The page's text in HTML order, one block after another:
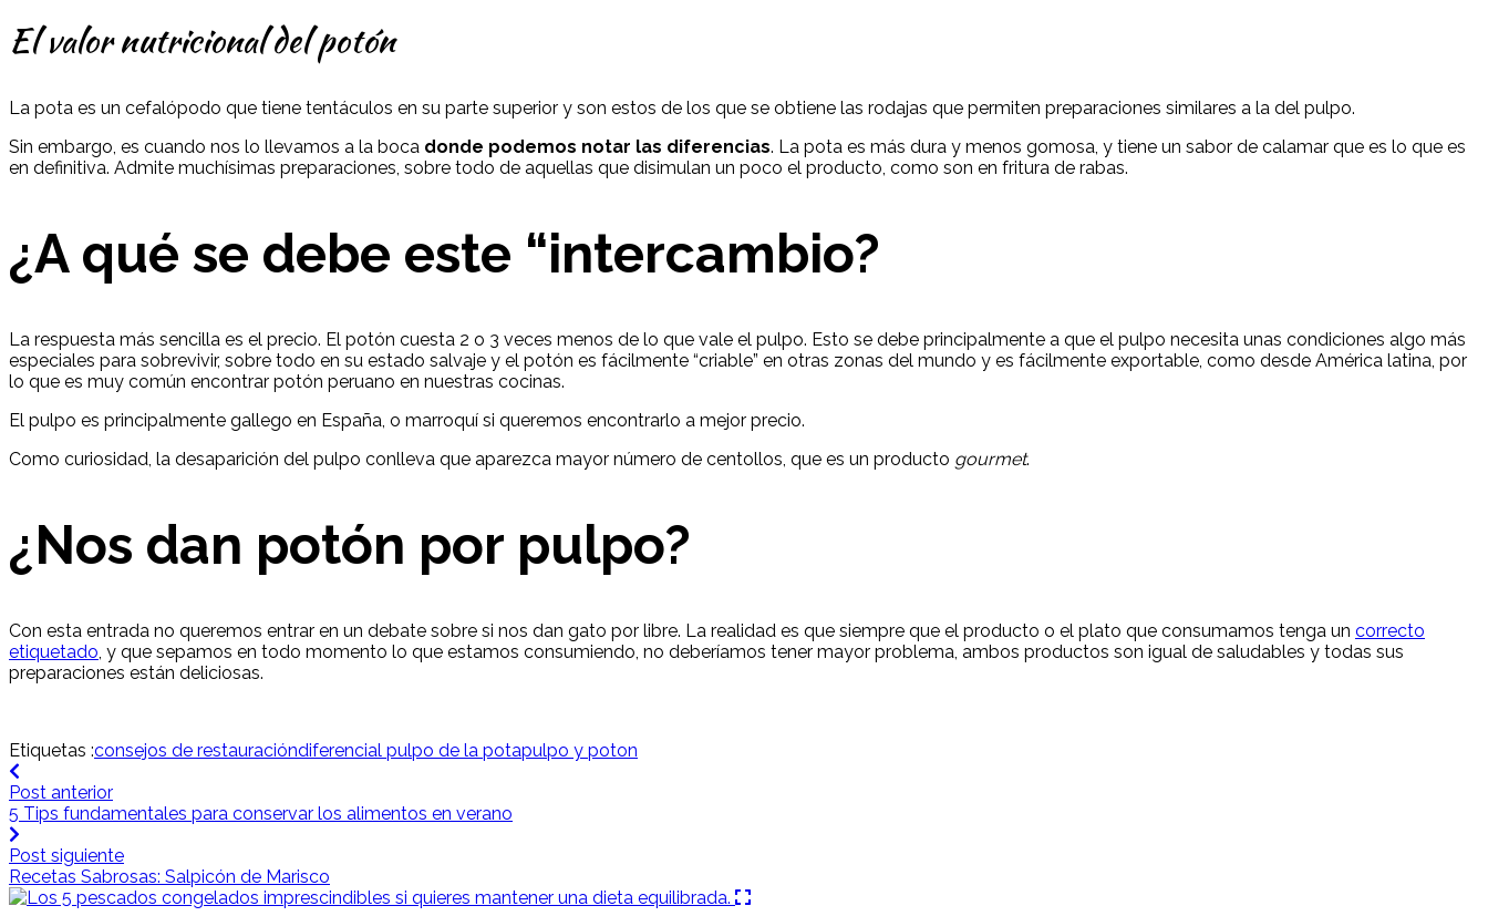
El valor nutricional del potón
La pota es un cefalópodo que tiene tentáculos en su parte superior y son estos de los que se obtiene las rodajas que permiten preparaciones similares a la del pulpo.
Sin embargo, es cuando nos lo llevamos a la boca donde podemos notar las diferencias. La pota es más dura y menos gomosa, y tiene un sabor de calamar que es lo que es
en definitiva. Admite muchísimas preparaciones, sobre todo de aquellas que disimulan un poco el producto, como son en fritura de rabas.
¿A qué se debe este “intercambio?
La respuesta más sencilla es el precio. El potón cuesta 2 o 3 veces menos de lo que vale el pulpo. Esto se debe principalmente a que el pulpo necesita unas condiciones algo más
especiales para sobrevivir, sobre todo en su estado salvaje y el potón es fácilmente “criable” en otras zonas del mundo y es fácilmente exportable, como desde América latina, por
lo que es muy común encontrar potón peruano en nuestras cocinas.
El pulpo es principalmente gallego en España, o marroquí si queremos encontrarlo a mejor precio.
Como curiosidad, la desaparición del pulpo conlleva que aparezca mayor número de centollos, que es un producto gourmet.
¿Nos dan potón por pulpo?
Con esta entrada no queremos entrar en un debate sobre si nos dan gato por libre. La realidad es que siempre que el producto o el plato que consumamos tenga un correcto
etiquetado , y que sepamos en todo momento lo que estamos consumiendo, no deberíamos tener mayor problema, ambos productos son igual de saludables y todas sus
preparaciones están deliciosas.
Etiquetas :consejos de restauracióndiferencial pulpo de la potapulpo y poton
Post anterior
5 Tips fundamentales para conservar los alimentos en verano
Post siguiente
Recetas Sabrosas: Salpicón de Marisco